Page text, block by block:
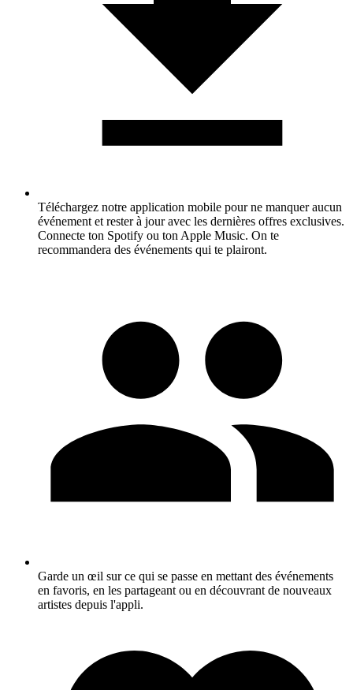
Téléchargez notre application mobile pour ne manquer aucun
événement et rester à jour avec les dernières offres exclusives.
Connecte ton Spotify ou ton Apple Music. On te
recommandera des événements qui te plairont.
Garde un œil sur ce qui se passe en mettant des événements
en favoris, en les partageant ou en découvrant de nouveaux
artistes depuis l'appli.